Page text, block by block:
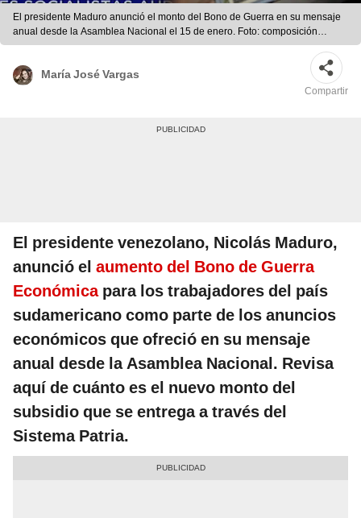
El presidente Maduro anunció el monto del Bono de Guerra en su mensaje
anual desde la Asamblea Nacional el 15 de enero. Foto: composición
LR/VTV/EFE
María José Vargas
Compartir
El presidente venezolano, Nicolás Maduro,
anunció el aumento del Bono de Guerra
Económicapara los trabajadores del país
sudamericano como parte de los anuncios
económicos que ofreció en su mensaje
anual desde la Asamblea Nacional. Revisa
aquí de cuánto es el nuevo monto del
subsidio que se entrega a través del
Sistema Patria.